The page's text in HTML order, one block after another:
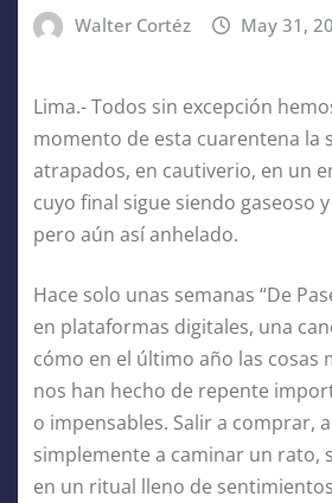
Walter Cortéz May 31,
Lima.- Todos sin excepción
momento de esta cuarentena la
atrapados, en cautiverio, en un
cuyo final sigue siendo gaseoso
pero aún así anhelado.
Hace solo unas semanas “De
en plataformas digitales, una
cómo en el último año las cosas
nos han hecho de repente
o impensables. Salir a comprar,
simplemente a caminar un rato,
en un ritual lleno de